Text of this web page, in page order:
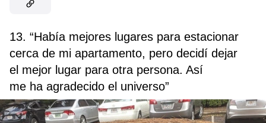
13. “Había mejores lugares para estacionar
cerca de mi apartamento, pero decidí dejar
el mejor lugar para otra persona. Así
me ha agradecido el universo”